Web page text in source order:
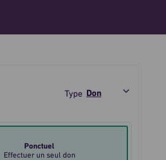
Type
Ponctuel
Effectuer un seul don